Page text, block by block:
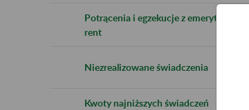
Potrącenia i egzekucje z emerytur i
rent
Niezrealizowane świadczenia
Kwoty najniższych świadczeń